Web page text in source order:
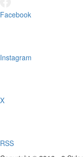
Facebook
Instagram
X
RSS